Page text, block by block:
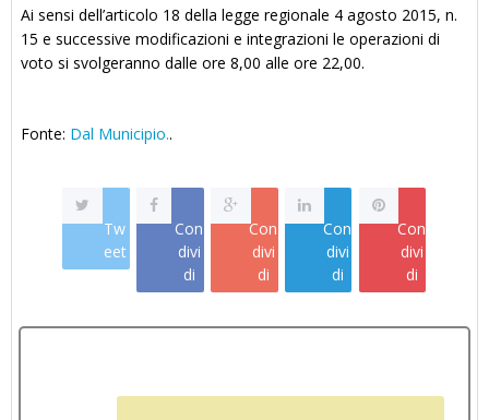
Ai sensi dell’articolo 18 della legge regionale 4 agosto 2015, n.
15 e successive modificazioni e integrazioni le operazioni di
voto si svolgeranno dalle ore 8,00 alle ore 22,00.
Fonte: Dal Municipio..
Tw
eet
Con
divi
di
Con
divi
di
Con
divi
di
Con
divi
di